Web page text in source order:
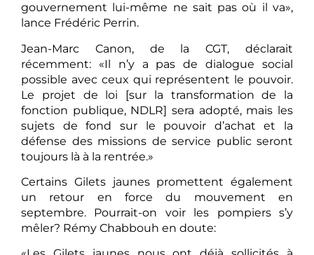
gouvernement lui-même ne sait pas où il va»,
lance Frédéric Perrin.
Jean-Marc Canon, de la CGT, déclarait
récemment: «Il n’y a pas de dialogue social
possible avec ceux qui représentent le pouvoir.
Le projet de loi [sur la transformation de la
fonction publique, NDLR] sera adopté, mais les
sujets de fond sur le pouvoir d’achat et la
défense des missions de service public seront
toujours là à la rentrée.»
Certains Gilets jaunes promettent également
un retour en force du mouvement en
septembre. Pourrait-on voir les pompiers s’y
mêler? Rémy Chabbouh en doute: